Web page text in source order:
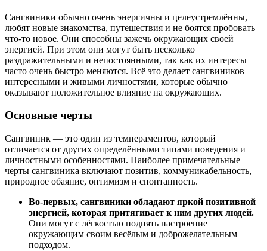
Сангвиники обычно очень энергичны и целеустремлённы,
любят новые знакомства, путешествия и не боятся пробовать
что-то новое. Они способны зажечь окружающих своей
энергией. При этом они могут быть несколько
раздражительными и непостоянными, так как их интересы
часто очень быстро меняются. Всё это делает сангвиников
интересными и живыми личностями, которые обычно
оказывают положительное влияние на окружающих.
Основные черты
Сангвиник — это один из темпераментов, который
отличается от других определёнными типами поведения и
личностными особенностями. Наиболее примечательные
черты сангвиника включают позитив, коммуникабельность,
природное обаяние, оптимизм и спонтанность.
Во-первых, сангвиники обладают яркой позитивной
энергией, которая притягивает к ним других людей.
Они могут с лёгкостью поднять настроение
окружающим своим весёлым и доброжелательным
подходом.